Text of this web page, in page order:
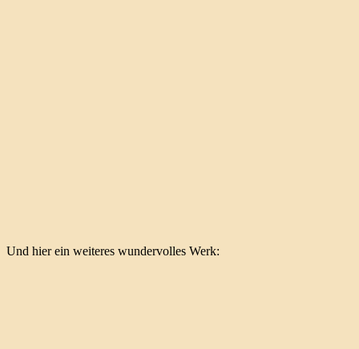
Und hier ein weiteres wundervolles Werk: